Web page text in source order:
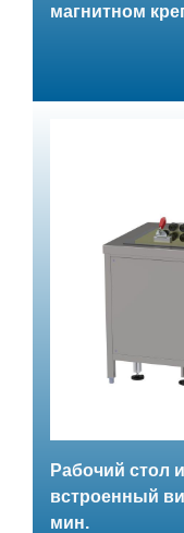
магнитном
Рабочий стол
встроенный
мин.